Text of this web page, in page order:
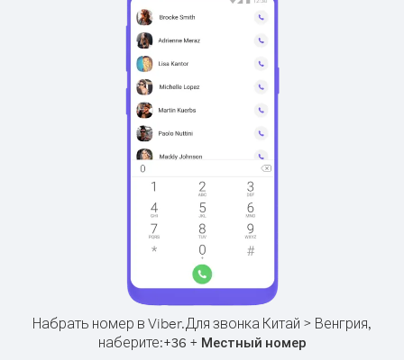
Набрать номер в Viber.Для звонка Китай > Венгрия,
наберите:+36 + Местный номер